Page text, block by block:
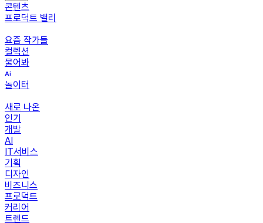
콘텐츠
프로덕트 밸리
요즘 작가들
컬렉션
물어봐
놀이터
새로 나온
인기
개발
AI
IT서비스
기획
디자인
비즈니스
프로덕트
커리어
트렌드